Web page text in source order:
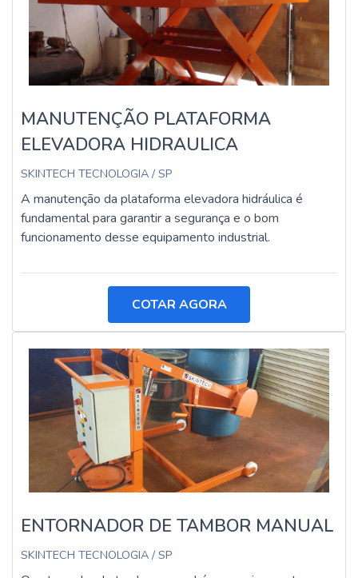
MANUTENÇÃO PLATAFORMA
ELEVADORA HIDRAULICA
SKINTECH TECNOLOGIA / SP
A manutenção da plataforma elevadora hidráulica é
fundamental para garantir a segurança e o bom
funcionamento desse equipamento industrial.
COTAR AGORA
ENTORNADOR DE TAMBOR MANUAL
SKINTECH TECNOLOGIA / SP